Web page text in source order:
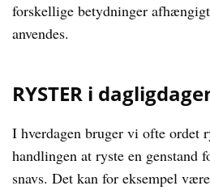
forskellige betydninger
anvendes.
RYSTER i
I hverdagen bruger vi ofte ordet
handlingen at ryste en genstand
snavs. Det kan for eksempel